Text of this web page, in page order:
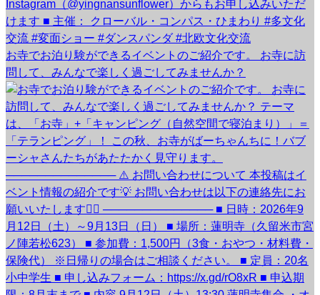
お寺でお泊り験ができるイベントのご紹介です。 お寺に訪
問して、みんなで楽しく過ごしてみませんか？